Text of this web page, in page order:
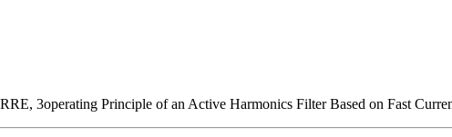
3operating Principle of an Active Harmonics Filter Based on Fast